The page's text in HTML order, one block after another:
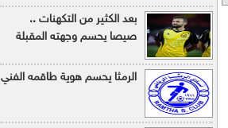
بعد الكثير من التكهنات ..
صيصا يحسم وجهته المقبلة
الرمثا يحسم هوية طاقمه الفني